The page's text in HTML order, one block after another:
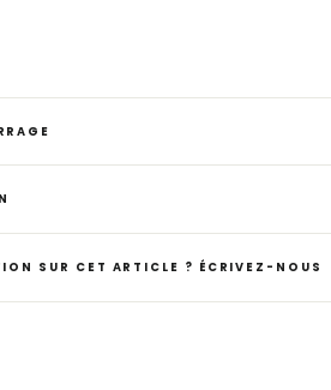
SUR CET ARTICLE ? ÉCRIVEZ-NOUS